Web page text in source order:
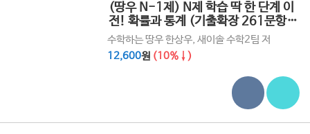
(땅우 N-1제) N제 학습 딱 한 단계 이
전! 확률과 통계 (기출확장 261문항)
(2026년용)
수학하는 땅우 한상우, 새이솔 수학2팀 저
12,600원 (10%↓)